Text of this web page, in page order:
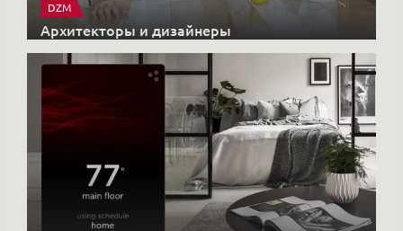
DZM
Архитекторы и дизайнеры